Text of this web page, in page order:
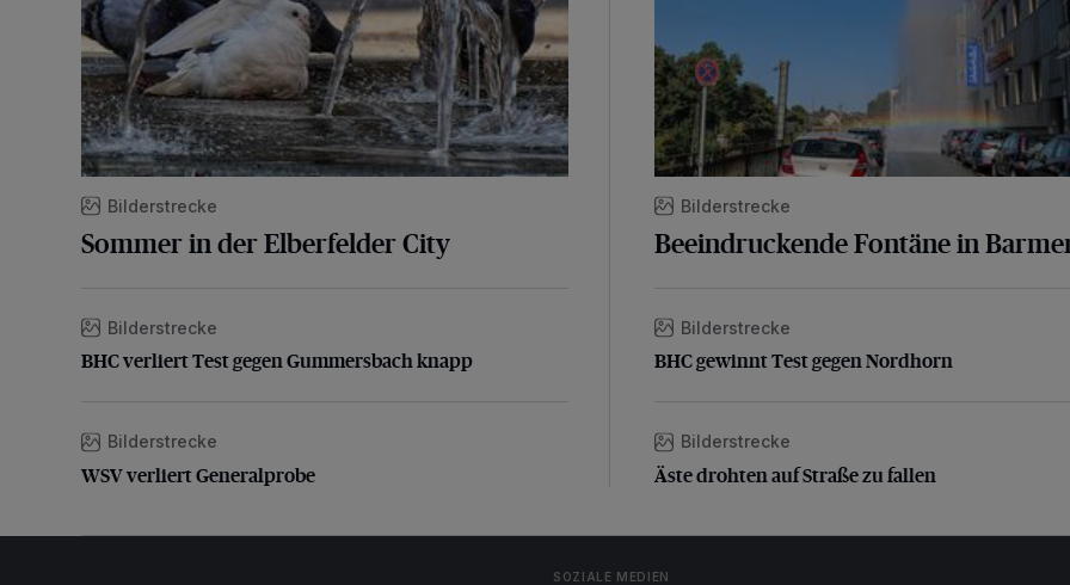
Bilderstrecke
Sommer in der Elberfelder City
BHC verliert Test gegen Gummersbach knapp
Bilderstrecke
BHC verliert Test gegen Gummersbach knapp
WSV verliert Generalprobe
Bilderstrecke
WSV verliert Generalprobe
Bilderstrecke
Beeindruckende Fontäne in
BHC gewinnt Test gegen Nordhorn
Bilderstrecke
BHC gewinnt Test gegen Nordhorn
Äste drohten auf Straße zu fallen
Bilderstrecke
Äste drohten auf Straße zu fallen
SOZIALE MEDIEN